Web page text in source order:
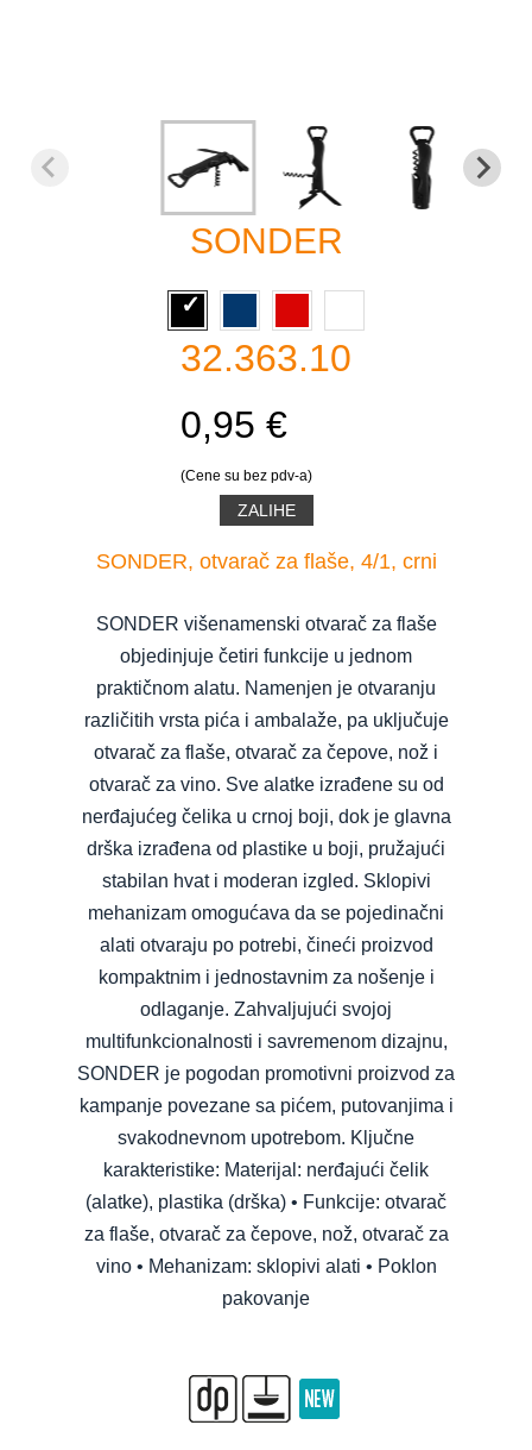
SONDER
32.363.10
0,95 €
(Cene su bez pdv-a)
ZALIHE
SONDER, otvarač za flaše, 4/1, crni
SONDER višenamenski otvarač za flaše
objedinjuje četiri funkcije u jednom
praktičnom alatu. Namenjen je otvaranju
različitih vrsta pića i ambalaže, pa uključuje
otvarač za flaše, otvarač za čepove, nož i
otvarač za vino. Sve alatke izrađene su od
nerđajućeg čelika u crnoj boji, dok je glavna
drška izrađena od plastike u boji, pružajući
stabilan hvat i moderan izgled. Sklopivi
mehanizam omogućava da se pojedinačni
alati otvaraju po potrebi, čineći proizvod
kompaktnim i jednostavnim za nošenje i
odlaganje. Zahvaljujući svojoj
multifunkcionalnosti i savremenom dizajnu,
SONDER je pogodan promotivni proizvod za
kampanje povezane sa pićem, putovanjima i
svakodnevnom upotrebom. Ključne
karakteristike: Materijal: nerđajući čelik
(alatke), plastika (drška) • Funkcije: otvarač
za flaše, otvarač za čepove, nož, otvarač za
vino • Mehanizam: sklopivi alati • Poklon
pakovanje